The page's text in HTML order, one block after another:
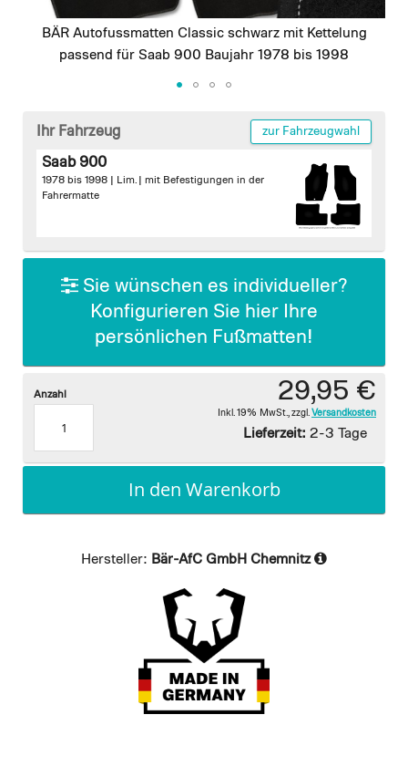
BÄR Autofussmatten Classic schwarz mit Kettelung
passend für Saab 900 Baujahr 1978 bis 1998
beginning
gallery
Ihr Fahrzeug zur Fahrzeugwahl
Saab 900
1978 bis 1998 | Lim. | mit Befestigungen in der
Fahrermatte
Sie wünschen es individueller?
Konfigurieren Sie hier Ihre
persönlichen Fußmatten!
29,95 €
Inkl. 19% MwSt. zzgl. Versandkosten
Lieferzeit: 2-3 Tage
Anzahl
In den Warenkorb
Hersteller: Bär-AfC GmbH Chemnitz